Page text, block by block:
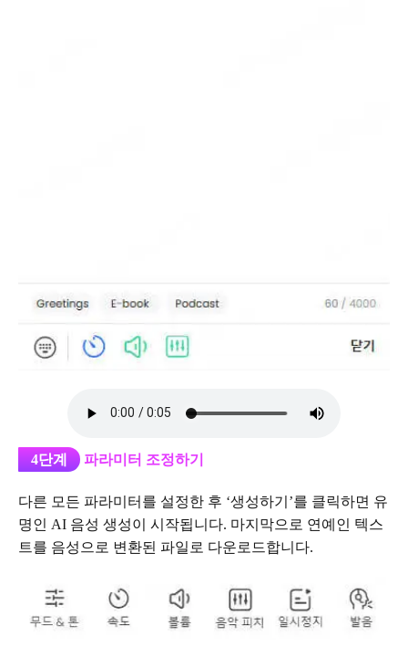
4단계 파라미터 조정하기
다른 모든 파라미터를 설정한 후 ‘생성하기’를 클릭하면 유
명인 AI 음성 생성이 시작됩니다. 마지막으로 연예인 텍스
트를 음성으로 변환된 파일로 다운로드합니다.